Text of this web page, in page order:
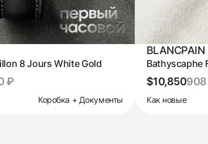
8 Jours White Gold
₽
Коробка + Документы
BLANCPAIN
Bathyscaphe
$10,850
Как новые